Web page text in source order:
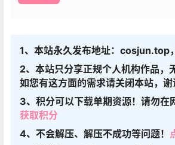
1、本站永久发布地址：cosjun.top
2、本站只分享正规个人机构作品，
如您有这方面的需求请关闭本站，谢
3、积分可以下载单期资源！请勿在
获取积分
4、不会解压、解压不成功等问题！